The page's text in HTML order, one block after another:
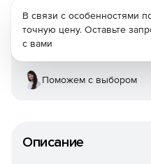
Описание
В связи с особенностями
точную цену. Оставьте
с вами
Поможем с выбором